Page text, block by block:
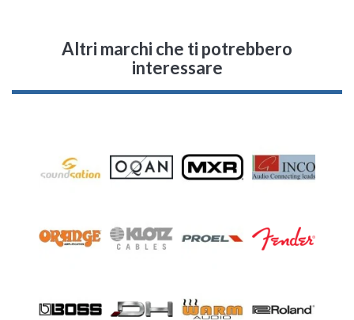
Altri marchi che ti potrebbero
interessare